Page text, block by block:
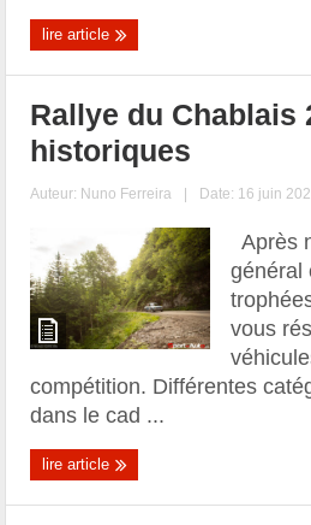
lire article
Rallye du Chablais
historiques
Auteur: Nuno Ferreira | Date: 16 juin
Après
général
vous
compétition. Différentes
dans le cad ...
lire article